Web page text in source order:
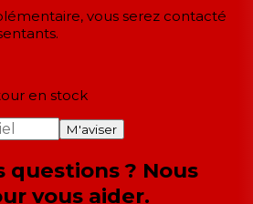
vous serez contacté
en stock
M'aviser
questions ? Nous
vous aider.